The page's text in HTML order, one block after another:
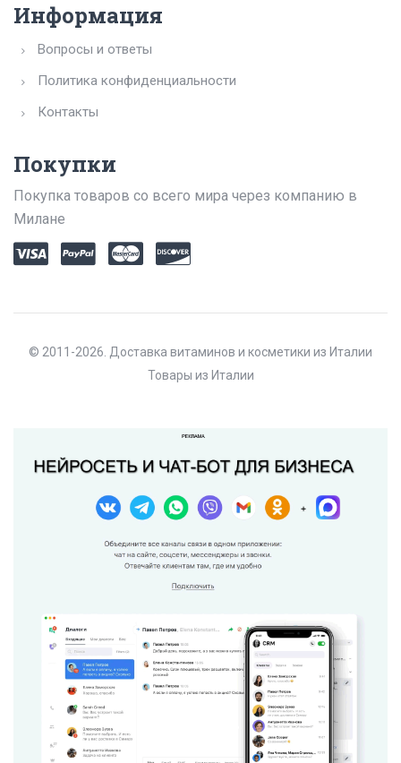
Информация
Вопросы и ответы
Политика конфиденциальности
Контакты
Покупки
Покупка товаров со всего мира через компанию в
Милане
© 2011-2026. Доставка витаминов и косметики из Италии
Товары из Италии